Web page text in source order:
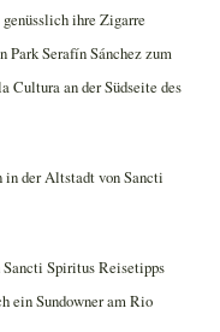
ihre Zigarre
Park Serafín Sánchez zum
Cultura an der Südseite des